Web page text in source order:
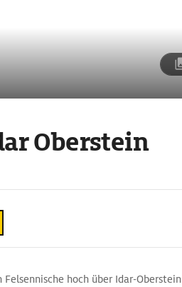
Oberstein
hoch über Idar-Oberstein